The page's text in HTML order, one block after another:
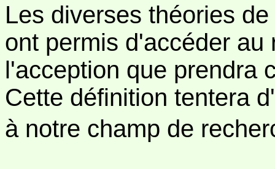
Les diverses théories
ont permis d'accéder
l'acception que prendra
Cette définition tentera
à notre champ de